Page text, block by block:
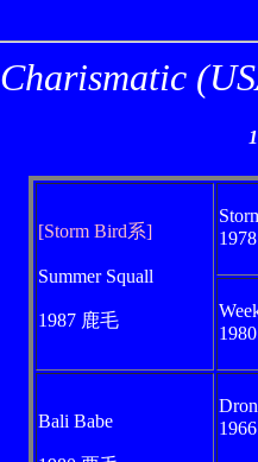
Charismatic
[Storm Bird系]
Summer Squall
1987 鹿毛
Bali Babe